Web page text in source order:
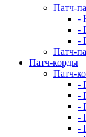
Патч-
-
-
-
Патч-
Патч-корды
Патч-
-
-
-
-
-